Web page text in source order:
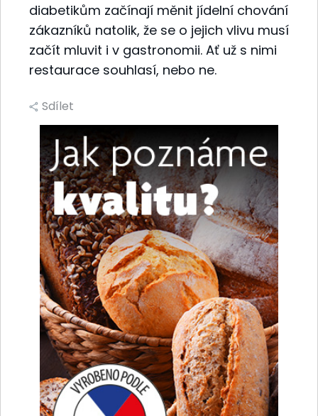
diabetikům začínají měnit jídelní chování
zákazníků natolik, že se o jejich vlivu musí
začít mluvit i v gastronomii. Ať už s nimi
restaurace souhlasí, nebo ne.
Sdílet